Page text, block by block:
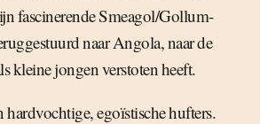
fascinerende Smeagol/Gollum-
naar Angola, naar de
kleine jongen verstoten heeft.
hardvochtige, egoïstische hufters.